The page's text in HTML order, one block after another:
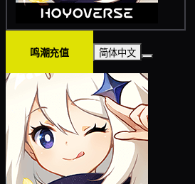
鸣潮充值 简体中文